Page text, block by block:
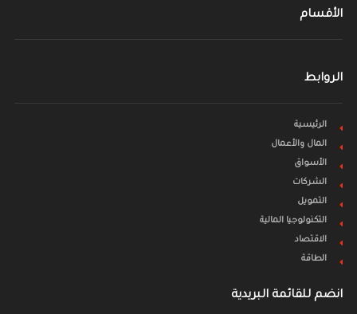
الأقسام
الروابط
الرئيسية
المال والأعمال
الأسواق
الشركات
التمويل
التكنولوجيا المالية
الاقتصاد
الطاقة
انضم للقائمة البريدية